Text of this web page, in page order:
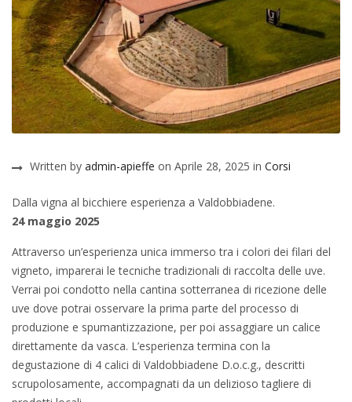
Written by admin-apieffe on Aprile 28, 2025 in Corsi
Dalla vigna al bicchiere esperienza a Valdobbiadene.
24 maggio 2025
Attraverso un’esperienza unica immerso tra i colori dei filari del
vigneto, imparerai le tecniche tradizionali di raccolta delle uve.
Verrai poi condotto nella cantina sotterranea di ricezione delle
uve dove potrai osservare la prima parte del processo di
produzione e spumantizzazione, per poi assaggiare un calice
direttamente da vasca. L’esperienza termina con la
degustazione di 4 calici di Valdobbiadene D.o.c.g., descritti
scrupolosamente, accompagnati da un delizioso tagliere di